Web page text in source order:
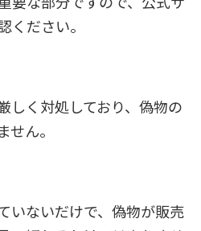
ください。
しく対処しており、偽物の
ん。
いないだけで、偽物が販売